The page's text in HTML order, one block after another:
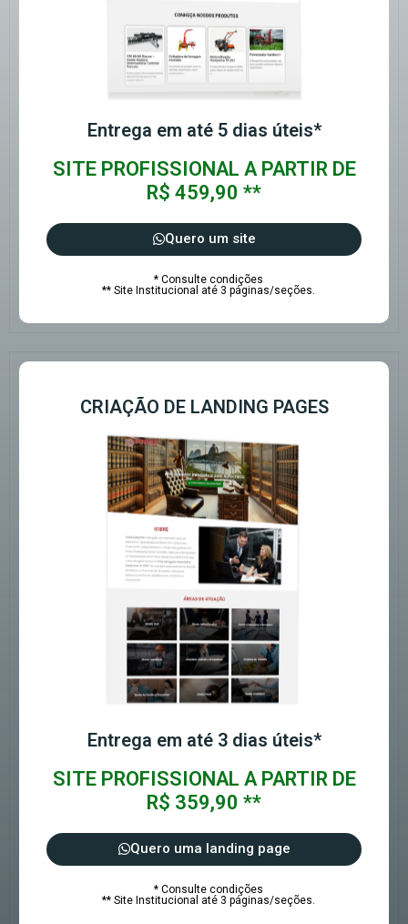
Entrega em até 5 dias úteis*
SITE PROFISSIONAL A PARTIR DE
R$ 459,90 **
Quero um site
* Consulte condições
** Site Institucional até 3 páginas/seções.
CRIAÇÃO DE LANDING PAGES
Entrega em até 3 dias úteis*
SITE PROFISSIONAL A PARTIR DE
R$ 359,90 **
Quero uma landing page
* Consulte condições
** Site Institucional até 3 páginas/seções.